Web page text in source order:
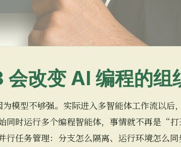
改变 AI 编程的组
模型不够强。实际进入多智能体工作流以后
同时运行多个编程智能体，事情就不再是“打
任务管理：分支怎么隔离、运行环境怎么